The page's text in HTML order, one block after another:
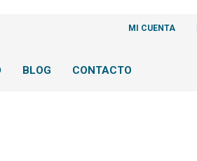
MI CUENTA
BLOG CONTACTO